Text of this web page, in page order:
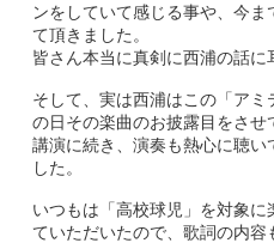
ンをしていて感じる事や、今
て頂きました。
皆さん本当に真剣に西浦の話に
そして、実は西浦はこの「ア
の日その楽曲のお披露目をさせ
講演に続き、演奏も熱心に聴
した。
いつもは「高校球児」を対象
ていただいたので、歌詞の内容